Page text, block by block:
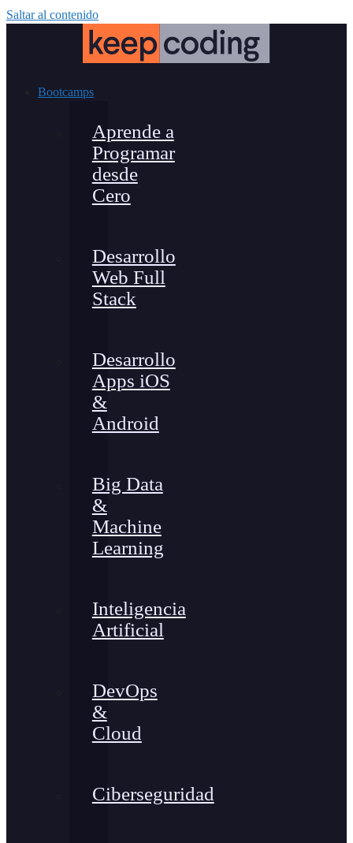
Saltar al contenido
Bootcamps
Aprende a
Programar
desde
Cero
Desarrollo
Web Full
Stack
Desarrollo
Apps iOS
&
Android
Big Data
&
Machine
Learning
Inteligencia
Artificial
DevOps
&
Cloud
Ciberseguridad